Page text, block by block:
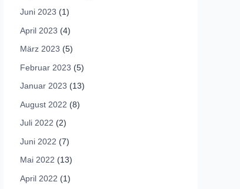
Juni 2023 (1)
April 2023 (4)
März 2023 (5)
Februar 2023 (5)
Januar 2023 (13)
August 2022 (8)
Juli 2022 (2)
Juni 2022 (7)
Mai 2022 (13)
April 2022 (1)